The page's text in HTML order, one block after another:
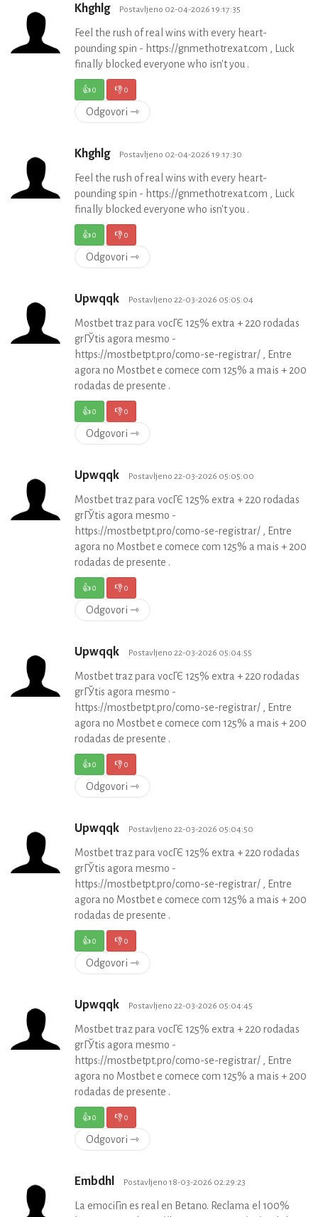
Khghlg Postavljeno 02-04-2026 19:17:35
Feel the rush of real wins with every heart-
pounding spin - https://gnmethotrexat.com , Luck
finally blocked everyone who isn't you .
👍0 👎0
Odgovori ⇾
Khghlg Postavljeno 02-04-2026 19:17:30
Feel the rush of real wins with every heart-
pounding spin - https://gnmethotrexat.com , Luck
finally blocked everyone who isn't you .
👍0 👎0
Odgovori ⇾
Upwqqk Postavljeno 22-03-2026 05:05:04
Mostbet traz para vocГЄ 125% extra + 220 rodadas
grГЎtis agora mesmo -
https://mostbetpt.pro/como-se-registrar/ , Entre
agora no Mostbet e comece com 125% a mais + 200
rodadas de presente .
👍0 👎0
Odgovori ⇾
Upwqqk Postavljeno 22-03-2026 05:05:00
Mostbet traz para vocГЄ 125% extra + 220 rodadas
grГЎtis agora mesmo -
https://mostbetpt.pro/como-se-registrar/ , Entre
agora no Mostbet e comece com 125% a mais + 200
rodadas de presente .
👍0 👎0
Odgovori ⇾
Upwqqk Postavljeno 22-03-2026 05:04:55
Mostbet traz para vocГЄ 125% extra + 220 rodadas
grГЎtis agora mesmo -
https://mostbetpt.pro/como-se-registrar/ , Entre
agora no Mostbet e comece com 125% a mais + 200
rodadas de presente .
👍0 👎0
Odgovori ⇾
Upwqqk Postavljeno 22-03-2026 05:04:50
Mostbet traz para vocГЄ 125% extra + 220 rodadas
grГЎtis agora mesmo -
https://mostbetpt.pro/como-se-registrar/ , Entre
agora no Mostbet e comece com 125% a mais + 200
rodadas de presente .
👍0 👎0
Odgovori ⇾
Upwqqk Postavljeno 22-03-2026 05:04:45
Mostbet traz para vocГЄ 125% extra + 220 rodadas
grГЎtis agora mesmo -
https://mostbetpt.pro/como-se-registrar/ , Entre
agora no Mostbet e comece com 125% a mais + 200
rodadas de presente .
👍0 👎0
Odgovori ⇾
Embdhl Postavljeno 18-03-2026 02:29:23
La emociГіn es real en Betano. Reclama el 100%